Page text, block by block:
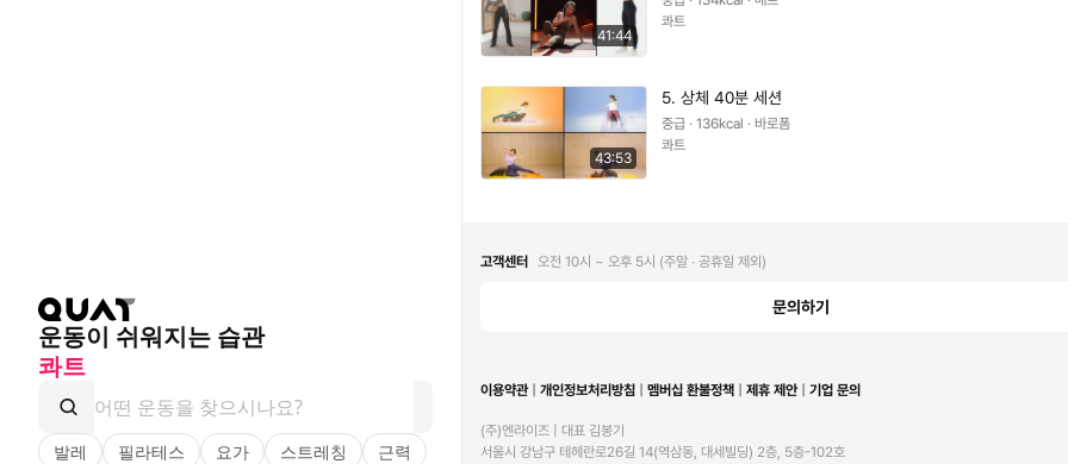
운동이 쉬워지는 습관
콰트
발레 필라테스 요가 스트레칭 근력
41:44
콰트
43:53
5. 상체 40분 세션
중급 · 136kcal · 바로폼
콰트
고객센터 오전 10시 ~ 오후 5시 (주말 ∙ 공휴일 제외)
문의하기
이용약관 개인정보처리방침 멤버십 환불정책 제휴 제안 기업 문의
(주)엔라이즈 | 대표 김봉기
서울시 강남구 테헤란로26길 14(역삼동, 대세빌딩) 2층, 5층-102호